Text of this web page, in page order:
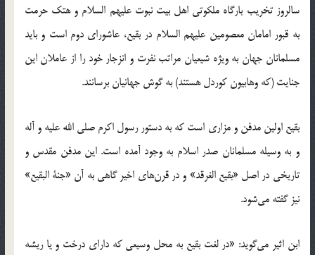
سالروز تخریب بارگاه ملکوتی اهل بیت نبوت علیهم السلام و هتک حرمت
به قبور امامان معصومین علیهم السلام در بقیع، عاشورای دوم است و باید
مسلمانان جهان به ویژه شیعیان مراتب نفرت و انزجار خود را از عاملان این
جنایت (که وهابیون کوردل هستند) به گوش جهانیان برسانند.
بقیع اولین مدفن و مزاری است كه به دستور رسول اكرم صلی الله علیه و آله
و به وسیله مسلمانان صدر اسلام به وجود آمده است. این مدفن مقدس و
تاریخی در اصل «بقیع‌ الغرقد» و در قرن‌های اخیر گاهی به آن «جنة ‌البقیع»
نیز گفته می‌شود.
ابن اثیر می‌گوید: «در لغت بقیع به محل وسیعی كه دارای درخت و یا ریشه